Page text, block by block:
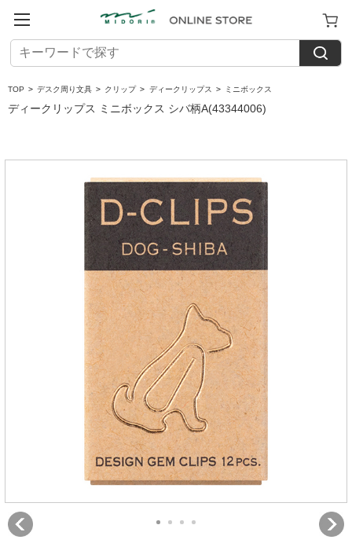
TOP > デスク周り文具 > クリップ > ディークリップス > ミニボックス
ディークリップス ミニボックス シバ柄A(43344006)